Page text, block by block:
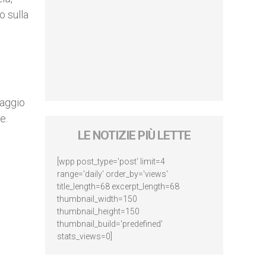
sulla
LE NOTIZIE PIÙ LETTE
[wpp post_type='post' limit=4
range='daily' order_by='views'
title_length=68 excerpt_length=68
thumbnail_width=150
thumbnail_height=150
thumbnail_build='predefined'
stats_views=0]